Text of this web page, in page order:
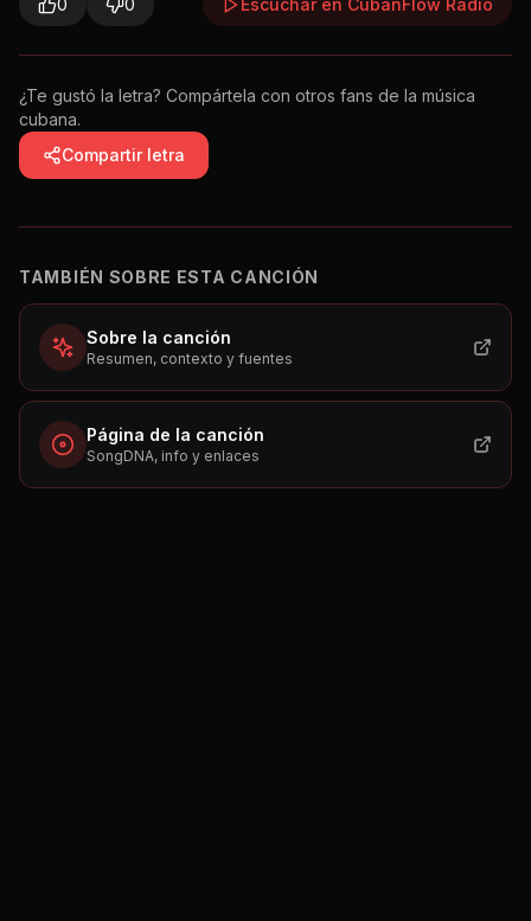
0 0 Escuchar en CubanFlow Radio
¿Te gustó la letra? Compártela con otros fans de la música
cubana.
Compartir letra
TAMBIÉN SOBRE ESTA CANCIÓN
Sobre la canción
Resumen, contexto y fuentes
Página de la canción
SongDNA, info y enlaces